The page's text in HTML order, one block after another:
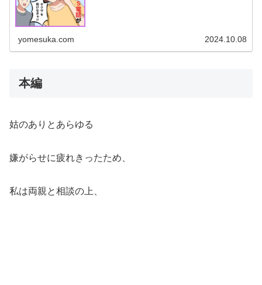
yomesuka.com 2024.10.08
本編
姑のありとあらゆる
嫌がらせに疲れきったため、
私は両親と相談の上、